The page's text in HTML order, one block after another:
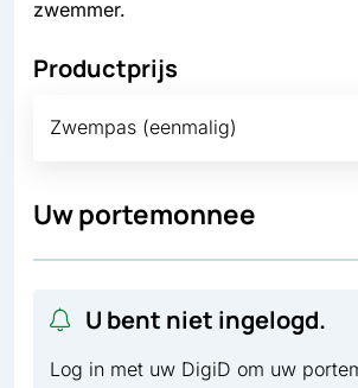
zwemmer.
Productprijs
Zwempas (eenmalig)
Uw portemonnee
U bent niet ingelogd.
Log in met uw DigiD om uw